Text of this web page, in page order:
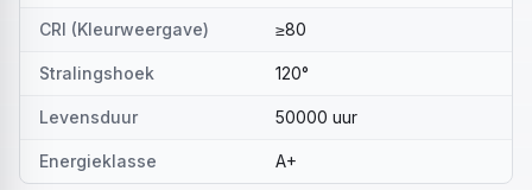
CRI (Kleurweergave) ≥80
Stralingshoek 120°
Levensduur 50000 uur
Energieklasse A+